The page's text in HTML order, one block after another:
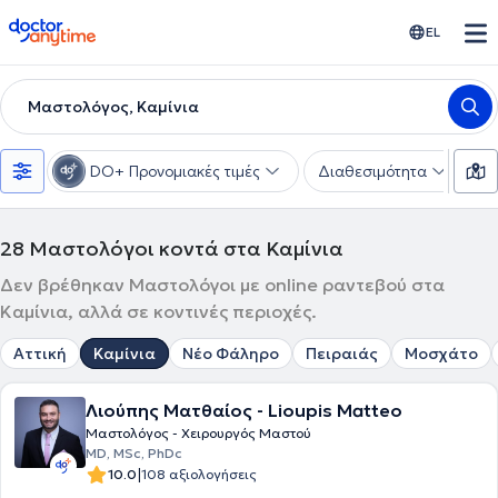
doctoranytime EL
Μαστολόγος, Καμίνια
DO+ Προνομιακές τιμές Διαθεσιμότητα
28 Μαστολόγοι κοντά στα Καμίνια
Δεν βρέθηκαν Μαστολόγοι με online ραντεβού στα
Καμίνια, αλλά σε κοντινές περιοχές.
Αττική Καμίνια Νέο Φάληρο Πειραιάς Μοσχάτο
Λιούπης Ματθαίος - Lioupis Matteo
Μαστολόγος - Χειρουργός Μαστού
MD, MSc, PhDc
10.0|108 αξιολογήσεις